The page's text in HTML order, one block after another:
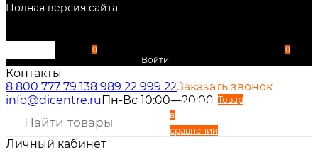
Полная версия сайта
0
Войти
Избранное
Сравнение Товар
в
сравнении
0
Контакты
8 800 777 79 138 989 22 999 22Заказать звонок
info@dicentre.ru Пн-Вс 10:00—20:00
Личный кабинет